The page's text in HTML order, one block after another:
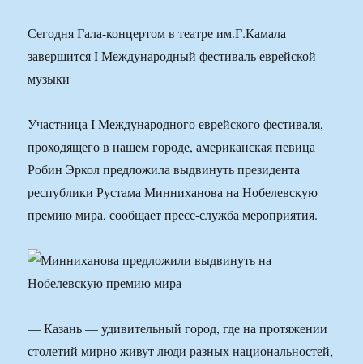
Сегодня Гала-концертом в театре им.Г.Камала
завершится I Международный фестиваль еврейской
музыки
Участница I Международного еврейского фестиваля,
проходящего в нашем городе, американская певица
Робин Эркол предложила выдвинуть президента
республики Рустама Минниханова на Нобелевскую
премию мира, сообщает пресс-служба мероприятия.
— Казань — удивительный город, где на протяжении
столетий мирно живут люди разных национальностей,